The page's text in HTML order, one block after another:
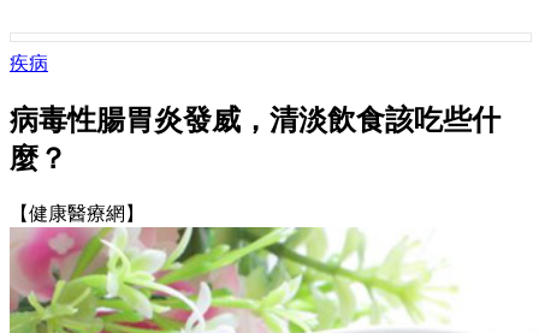
疾病
病毒性腸胃炎發威，清淡飲食該吃些什
麼？
【健康醫療網】